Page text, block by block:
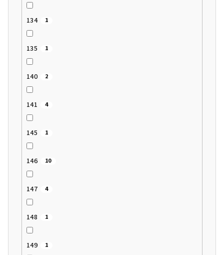
134 1
135 1
140 2
141 4
145 1
146 10
147 4
148 1
149 1